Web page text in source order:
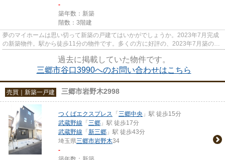
-
築年数：新築
階数：3階建
夢のマイホームは思い切って新築の戸建てはいかがでしょうか。2023年7月完成
の新築物件。駅から徒歩11分の物件です。多くの方に好評の、2023年7月築の物
過去に掲載していた物件です。
三郷市谷口3990へのお問い合わせはこちら
売買｜新築一戸建 三郷市岩野木2998
つくばエクスプレス 「 三郷中央 」駅 徒歩15分
武蔵野線 「 三郷 」駅 徒歩17分
武蔵野線 「 新三郷 」駅 徒歩43分
埼玉県三郷市岩野木34
-